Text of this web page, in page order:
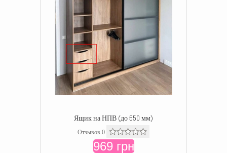
Ящик на НПВ (до 550 мм)
Отзывов 0
969 грн